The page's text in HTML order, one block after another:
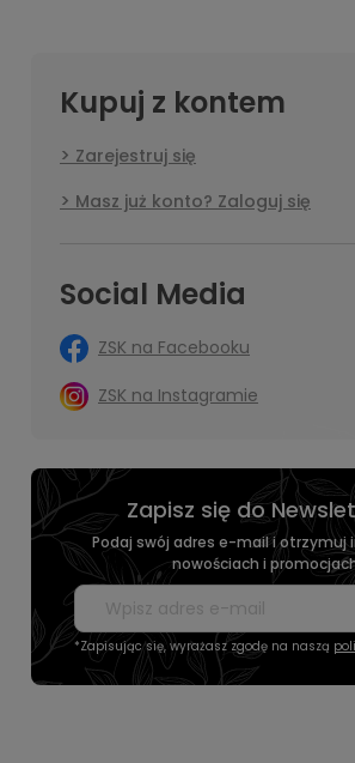
Kupuj z kontem
Zarejestruj się
Masz już konto? Zaloguj się
Social Media
ZSK na Facebooku
ZSK na Instagramie
Zapisz się do
Podaj swój adres e-mail i otrzymuj
nowościach i
*Zapisując się, wyrażasz zgodę na naszą